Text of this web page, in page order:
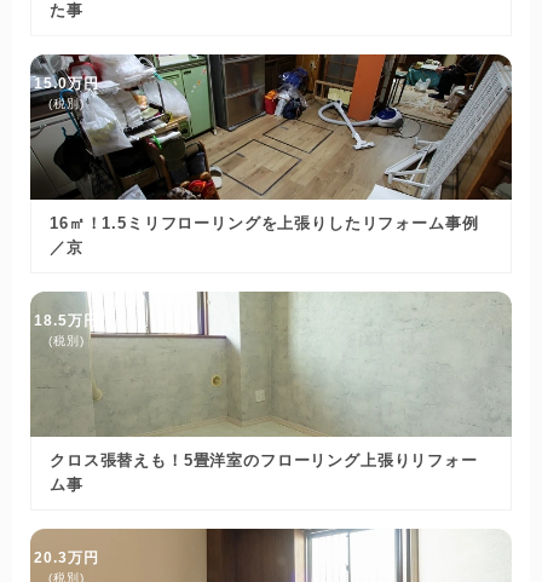
た事
15.0万円
(税別)
16㎡！1.5ミリフローリングを上張りしたリフォーム事例
／京
18.5万円
(税別)
クロス張替えも！5畳洋室のフローリング上張りリフォー
ム事
20.3万円
(税別)